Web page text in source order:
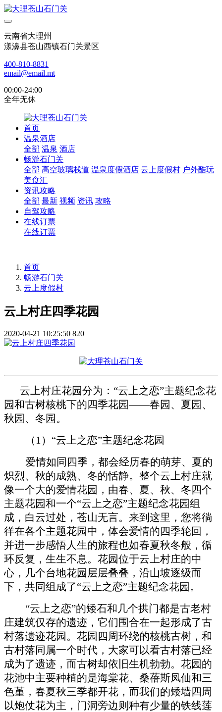
云南省大理州
漾濞县苍山西镇石门关景区
400-810-8831
email@email.mt
00:00-24:00
全年无休
首页
温泉酒店
全部 温泉 酒店
畅游石门关
全部 高空玻璃栈道 温泉度假酒店 云上度假村 户外酷玩
美食汇
资讯攻略
全部 最新 视频 资讯 攻略
自驾攻略
在线订票
在线订票
首页
畅游石门关
云上度假村
云上村庄四季花园
2020-04-21 10:25:50 820
云上村庄花园分为：“云上之恋”主题纪念花
园和古树核桃下的四季花园——春园、夏园、
秋园、冬园 。
（ 1）“云上之恋”主题纪念花园
爱情如同四季，都会经历春的萌芽、夏的
炽烈、秋的成熟、冬的恬静。整个云上村庄就
像一个大的爱情花园，由春、夏、秋、冬四个
主题花园和一个“云上之恋”主题纪念花园组
成，白云过处，苍山无言。来到这里，您将徜
徉在各个主题花园中，体会爱情的四季轮回，
并进一步感悟人生的旅程也如春夏秋冬般，循
环反复，生生不息。花园位于云上村庄的中
心，几个台地花园层层叠叠，沿山坡逐级而
下，共同组成了“云上之恋”主题纪念花园。
“云上之恋”的矮石和几个拱门都是古老村
庄建筑仅存的遗迹，它们围合在一起形成了古
村落遗迹花园。花园四周环绕的核桃古树，和
古村落同属一个时代，大家可以看古村落已经
成为了遗迹，而古树却依旧生机勃勃。花园的
花池中主要种植的是海棠花、桑蓓斯凤仙和三
色堇，春夏秋三季都开花，而我们的矮墙四周
以炮仗花为主，门洞旁边则种有少量的铁线莲